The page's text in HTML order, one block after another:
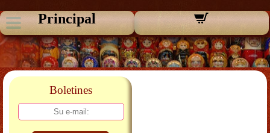
Principal
Boletines